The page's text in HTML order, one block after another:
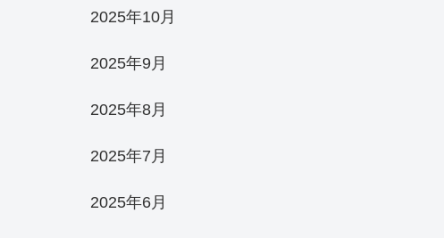
2025年10月
2025年9月
2025年8月
2025年7月
2025年6月